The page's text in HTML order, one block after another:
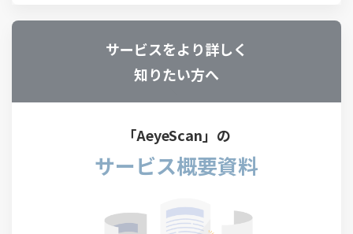
サービスをより詳しく
知りたい方へ
「AeyeScan」の
サービス概要資料